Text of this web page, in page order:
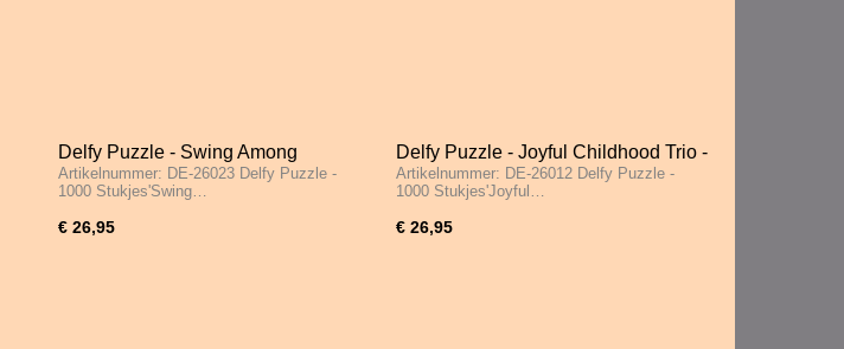
Delfy Puzzle - Swing Among
Blossoms - 1000 Stukjes
Artikelnummer: DE-26023 Delfy Puzzle -
1000 Stukjes'Swing…
€ 26,95
Delfy Puzzle - Joyful Childhood Trio -
1000 Stukjes
Artikelnummer: DE-26012 Delfy Puzzle -
1000 Stukjes'Joyful…
€ 26,95